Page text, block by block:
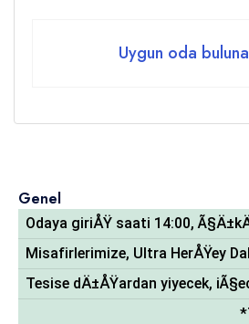
Uygun oda
Genel
Odaya giriÅŸ saati 14:00,
Misafirlerimize, Ultra HerÅŸey
Tesise dÄ±ÅŸardan yiyecek,